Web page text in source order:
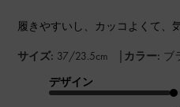
履きやすいし、カッコよくて、
サイズ: 37/23.5cm | カラー: ブ
デザイン